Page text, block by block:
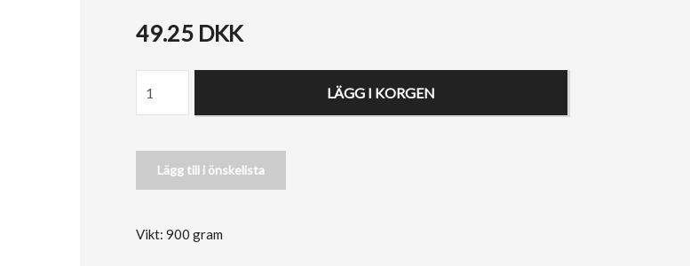
49.25 DKK
LÄGG I KORGEN
Lägg till i önskelista
Vikt: 900 gram